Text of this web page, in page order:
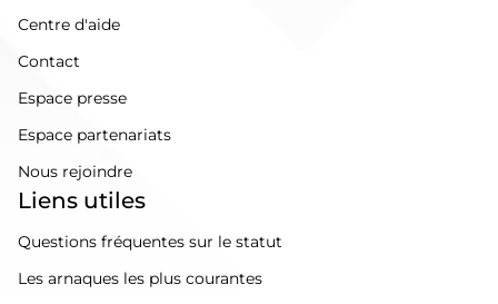
Centre d'aide
Contact
Espace presse
Espace partenariats
Nous rejoindre
Liens utiles
Questions fréquentes sur le statut
Les arnaques les plus courantes